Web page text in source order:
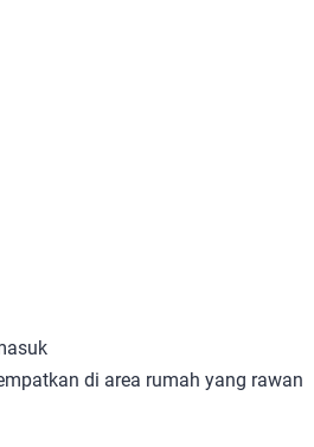
di area rumah yang rawan